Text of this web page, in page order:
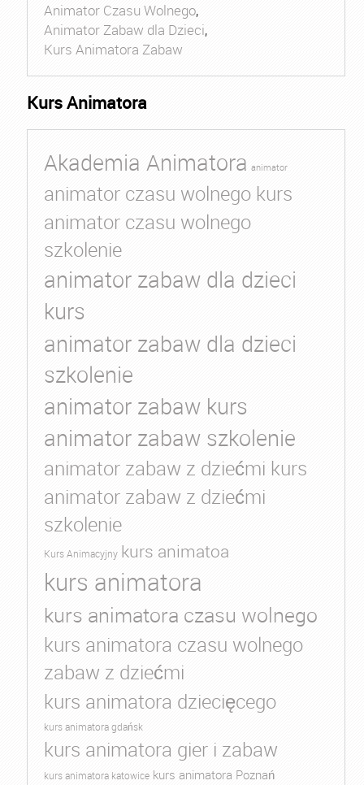
Animator Czasu Wolnego,
Animator Zabaw dla Dzieci,
Kurs Animatora Zabaw
Kurs Animatora
Akademia Animatora animator
animator czasu wolnego kurs
animator czasu wolnego
szkolenie
animator zabaw dla dzieci
kurs
animator zabaw dla dzieci
szkolenie
animator zabaw kurs
animator zabaw szkolenie
animator zabaw z dziećmi kurs
animator zabaw z dziećmi
szkolenie
Kurs Animacyjny kurs animatoa
kurs animatora
kurs animatora czasu wolnego
kurs animatora czasu wolnego
zabaw z dziećmi
kurs animatora dziecięcego
kurs animatora gdańsk
kurs animatora gier i zabaw
kurs animatora katowice kurs animatora Poznań